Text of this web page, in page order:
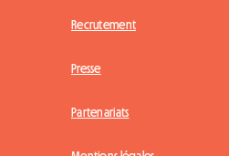
Recrutement
Presse
Partenariats